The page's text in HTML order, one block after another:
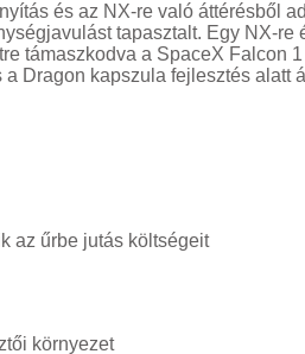
és az NX-re való áttérésből
tapasztalt. Egy NX-re
támaszkodva a SpaceX Falcon
Dragon kapszula fejlesztés alatt
az űrbe jutás költségeit
környezet